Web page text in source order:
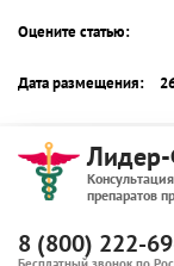
Оцените статью:
Дата размещения:
препаратов
8 (800) 222-